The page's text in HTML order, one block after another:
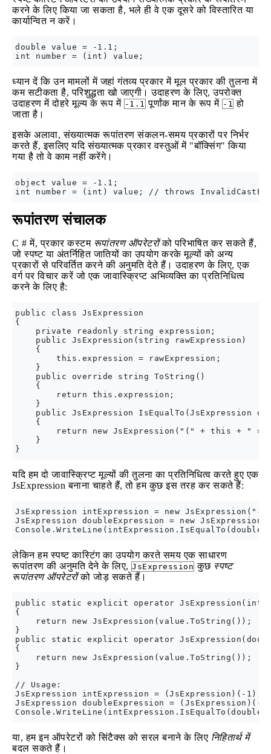
करने के लिए किया जा सकता है, भले ही वे एक दूसरे को विस्तारित या
कार्यान्वित न करें।
double value = -1.1;
ध्यान दें कि उन मामलों में जहां गंतव्य प्रकार में मूल प्रकार की तुलना में
कम सटीकता है, परिशुद्धता खो जाएगी। उदाहरण के लिए, उपरोक्त
उदाहरण में दोहरे मूल्य के रूप में -1.1 पूर्णांक मान के रूप में -1 हो
जाता है।
इसके अलावा, संख्यात्मक रूपांतरण संकलन-समय प्रकारों पर निर्भर
करते हैं, इसलिए यदि संख्यात्मक प्रकार वस्तुओं में "बॉक्सिंग" किया
गया है तो वे काम नहीं करेंगे।
object value = -1.1;
रूपांतरण संचालक
C # में, प्रकार कस्टम रूपांतरण ऑपरेटरोंको परिभाषित कर सकते हैं,
जो स्पष्ट या अंतर्निहित जातियों का उपयोग करके मूल्यों को अन्य
प्रकारों से परिवर्तित करने की अनुमति देते हैं। उदाहरण के लिए, एक
वर्ग पर विचार करें जो एक जावास्क्रिप्ट अभिव्यक्ति का प्रतिनिधित्व
करने के लिए है:
public class JsExpression
{
    private readonly string expression;
    public JsExpression(string rawExpression)
    {
        this.expression = rawExpression;
    }
    public override string ToString()
    {
        return this.expression;
    }
public JsExpression IsEqualTo(JsExpression
    {
return new JsExpression("(" + this + " ==
    }
यदि हम दो जावास्क्रिप्ट मूल्यों की तुलना का प्रतिनिधित्व करते हुए एक
JsExpression बनाना चाहते हैं, तो हम कुछ इस तरह कर सकते हैं:
JsExpression intExpression = new JsExpression("-
JsExpression doubleExpression = new
लेकिन हम स्पष्ट कास्टिंग का उपयोग करते समय एक साधारण
रूपांतरण की अनुमति देने के लिए, JsExpression कुछ स्पष्ट
रूपांतरण ऑपरेटरोंको जोड़ सकते हैं।
public static explicit operator JsExpression(int
{
    return new JsExpression(value.ToString());
}
public static explicit operator
{
    return new JsExpression(value.ToString());
}
// Usage:
JsExpression intExpression = (JsExpression)(-1);
JsExpression doubleExpression = (JsExpression)(-
या, हम इन ऑपरेटरों को सिंटैक्स को सरल बनाने के लिए निहितार्थ में
बदल सकते हैं।